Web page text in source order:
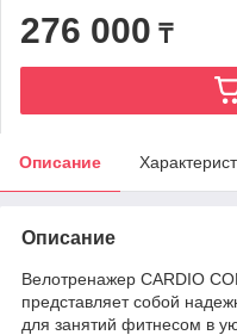
276 000 ₸
Описание
Описание
Велотренажер CARDIO
представляет собой
для занятий фитнесом в